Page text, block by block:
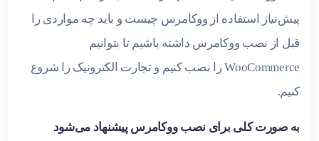
پیش‌نیاز استفاده از ووکامرس چیست و باید چه مواردی را
قبل از نصب ووکامرس داشته باشیم تا بتوانیم
WooCommerce را نصب کنیم و تجارت الکترونیک را شروع
کنیم.
به صورت کلی برای نصب ووکامرس پیشنهاد می‌شود